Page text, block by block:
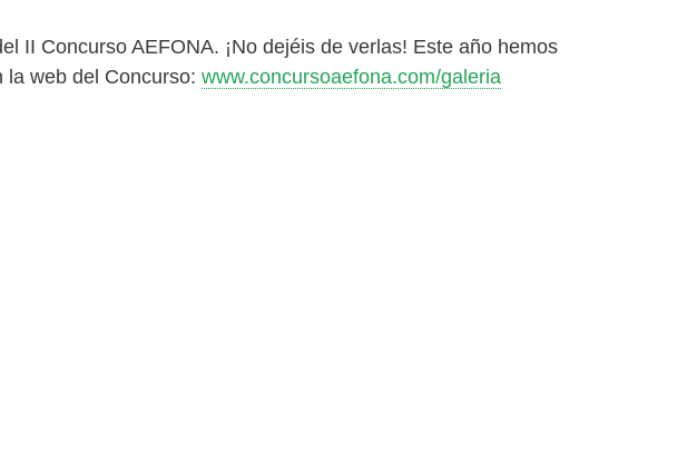
II Concurso AEFONA. ¡No dejéis de verlas! Este año hemos
web del Concurso: www.concursoaefona.com/galeria